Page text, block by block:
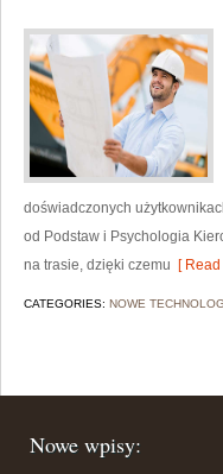
doświadczonych
od Podstaw i Psychologia
na trasie, dzięki czemu [
CATEGORIES: NOWE
Nowe wpisy: